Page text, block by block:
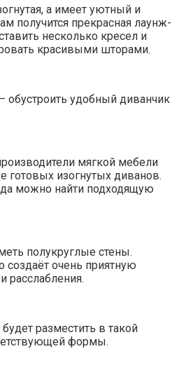
а имеет уютный и
получится прекрасная лаунж-
несколько кресел и
красивыми шторами.
обустроить удобный диванчик
мягкой мебели
готовых изогнутых диванов.
можно найти подходящую
полукруглые стены.
создаёт очень приятную
расслабления.
разместить в такой
формы.